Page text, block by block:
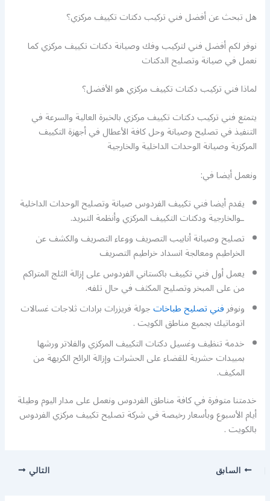
هل تبحث عن أفضل فني تركيب دكتات تكييف مركزي؟
نوفر لكم أفضل فني لتركيب وفك وصيانة دكتات تكييف مركزي كما
نعمل في صيانة وتصليح الدكتات
لماذا فني تركيب دكتات تكييف مركزي هو الأفضل؟
يتمتع فني تركيب دكتات تكييف مركزي بالخبرة العالية والسرعة في
التنفيذ في تصليح وصيانة وحل كافة الأعطال في أجهزة التكييف
المركزية وصيانة الوحدات الداخلية والخارجية
ونعمل أيضا في:
يقدم أيضا فني تكييف الفردوس صيانة وتصليح الوحدات الداخلية
ـوالخارجية ودكتات التكييف المركزي وأنظمة التبريد.
تصليح وصيانة أنابيب التصريف ووعاء التصريف والكشف عن
الخراطيم ومعالجة انسداد خراطيم التصريف
يعمل أول فني تكييف باكستاني الفردوس على إزالة الثلج المتراكم
من على المبخر وتصليح المكثف في حال تلفه.
ونوفرفني تصليح طباخاتجولة فريزرات برادات ثلاجات غسالات
اتوماتيك بجميع مناطق الكويت .
خدمة تنظيف وغسيل دكتات التكييف المركزي والفلاتر ورشها
بمبيدات حشرية للقضاء على الحشرات وإزالة الرائح الكريهة من
المكيف.
خدمتنا متوفرة في كافة مناطق الفردوس ونعمل على مدار اليوم وطيلة
أيام الأسبوع وبأسعار رخيصة في شركة تصليح تكييف مركزي الفردوس
بالكويت .
السابق التالي